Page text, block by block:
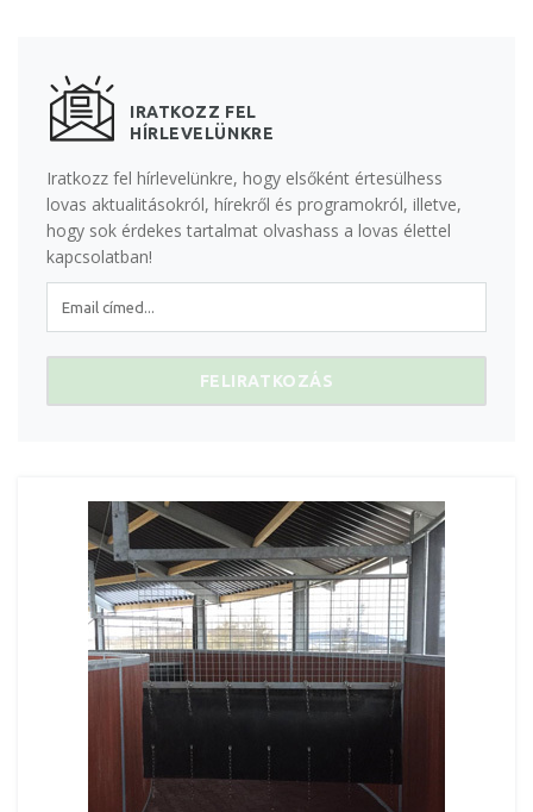
IRATKOZZ FEL
HÍRLEVELÜNKRE
Iratkozz fel hírlevelünkre, hogy elsőként értesülhess
lovas aktualitásokról, hírekről és programokról, illetve,
hogy sok érdekes tartalmat olvashass a lovas élettel
kapcsolatban!